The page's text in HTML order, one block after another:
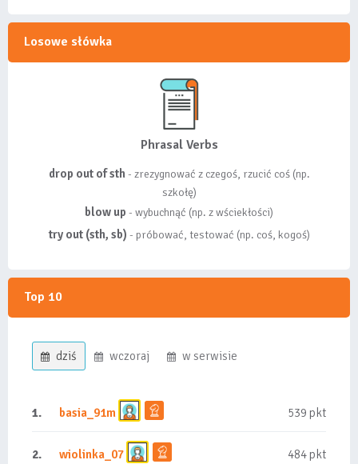
Losowe słówka
Phrasal Verbs
drop out of sth- zrezygnować z czegoś, rzucić coś (np.
szkołę)
blow up - wybuchnąć (np. z wściekłości)
try out (sth, sb) - próbować, testować (np. coś, kogoś)
Top 10
dziś wczoraj w serwisie
1. basia_91m 539 pkt
2. wiolinka_07 484 pkt